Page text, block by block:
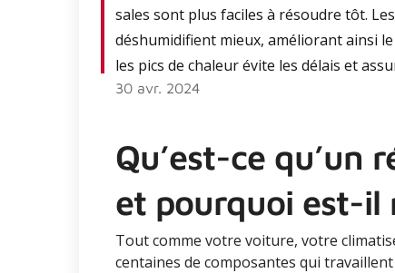
sales sont plus faciles à résoudre tôt.
déshumidifient mieux, améliorant ainsi
les pics de chaleur évite les délais et
30 avr. 2024
Qu’est-ce qu’un
et pourquoi est-il
Tout comme votre voiture, votre
centaines de composantes qui